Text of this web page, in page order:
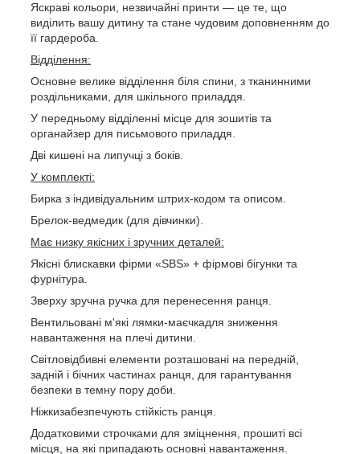
Яскраві кольори, незвичайні принти — це те, що
виділить вашу дитину та стане чудовим доповненням до
її гардероба.
Відділення:
Основне велике відділення біля спини, з тканинними
роздільниками, для шкільного приладдя.
У передньому відділенні місце для зошитів та
органайзер для письмового приладдя.
Дві кишені на липучці з боків.
У комплекті:
Бирка з індивідуальним штрих-кодом та описом.
Брелок-ведмедик (для дівчинки).
Має низку якісних і зручних деталей:
Якісні блискавки фірми «SBS» + фірмові бігунки та
фурнітура.
Зверху зручна ручка для перенесення ранця.
Вентильовані м'які лямки-маєчкадля зниження
навантаження на плечі дитини.
Світловідбивні елементи розташовані на передній,
задній і бічних частинах ранця, для гарантування
безпеки в темну пору доби.
Ніжкизабезпечують стійкість ранця.
Додатковими строчками для зміцнення, прошиті всі
місця, на які припадають основні навантаження.